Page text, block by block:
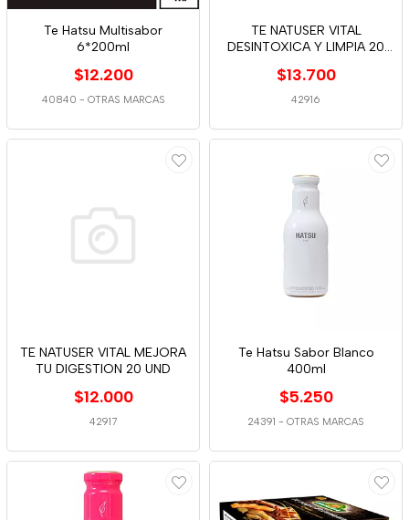
Te Hatsu Multisabor
6*200ml
$12.200
40840 - OTRAS MARCAS
TE NATUSER VITAL
DESINTOXICA Y LIMPIA 20
$13.700
42916
TE NATUSER VITAL MEJORA
TU DIGESTION 20 UND
$12.000
42917
Te Hatsu Sabor Blanco
400ml
$5.250
24391 - OTRAS MARCAS